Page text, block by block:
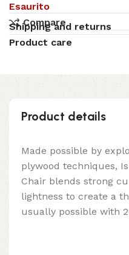
Esaurito
Compare
Shipping and returns
Product care
Product details
Made possible by
plywood techniques,
Chair blends strong
lightness to create a
usually possible with